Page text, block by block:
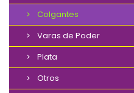
Colgantes
Varas de Poder
Plata
Otros